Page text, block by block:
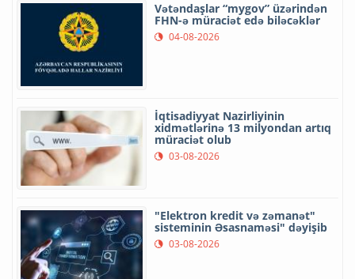
Vətəndaşlar “mygov” üzərindən
FHN-ə müraciət edə biləcəklər
04-08-2026
İqtisadiyyat Nazirliyinin
xidmətlərinə 13 milyondan artıq
müraciət olub
03-08-2026
"Elektron kredit və zəmanət"
sisteminin Əsasnaməsi" dəyişib
03-08-2026